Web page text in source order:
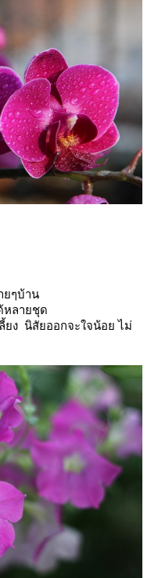
ยๆบ้าน
หลายชุด
ยง นิสัยออกจะใจน้อย ไม่